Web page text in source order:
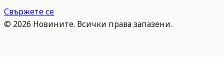
Свържете се
© 2026 Новините. Всички права запазени.